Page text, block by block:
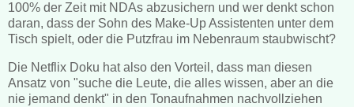
100% der Zeit mit NDAs abzusichern und wer denkt schon
daran, dass der Sohn des Make-Up Assistenten unter dem
Tisch spielt, oder die Putzfrau im Nebenraum staubwischt?
Die Netflix Doku hat also den Vorteil, dass man diesen
Ansatz von "suche die Leute, die alles wissen, aber an die
nie jemand denkt" in den Tonaufnahmen nachvollziehen